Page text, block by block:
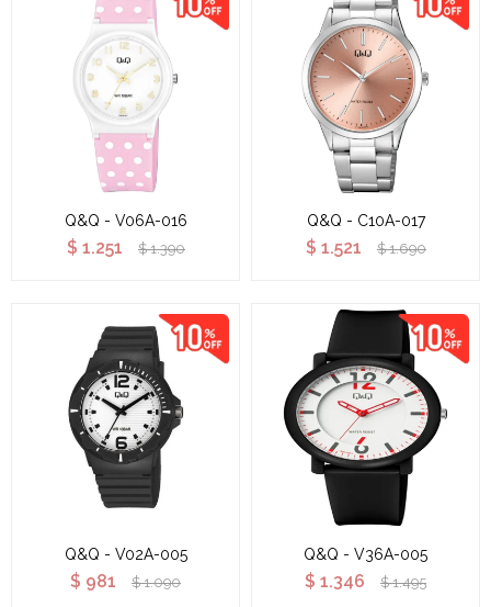
Q&Q - V06A-016
$ 1.251 $ 1.390
Q&Q - C10A-017
$ 1.521 $ 1.690
Q&Q - V02A-005
$ 981 $ 1.090
Q&Q - V36A-005
$ 1.346 $ 1.495